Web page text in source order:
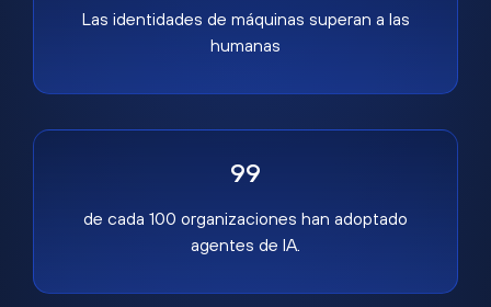
Las identidades de máquinas superan a las
humanas
99
de cada 100 organizaciones han adoptado
agentes de IA.